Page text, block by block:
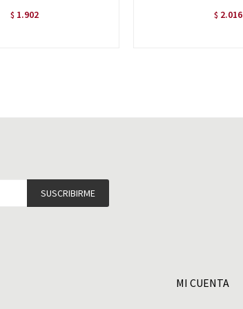
$ 1.902 $ 2.016
MI CUENTA
SUSCRIBIRME